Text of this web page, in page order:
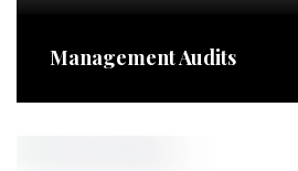
Management Audits